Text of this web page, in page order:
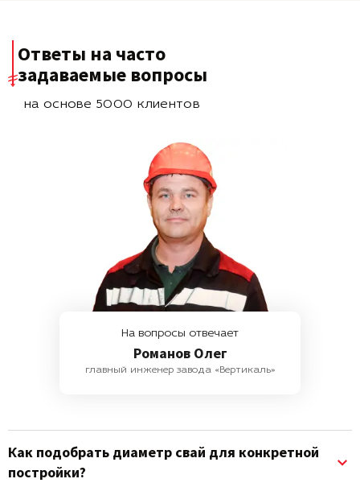
Ответы на часто
задаваемые вопросы
на основе 5000 клиентов
На вопросы отвечает
Романов Олег
главный инженер завода «Вертикаль»
Как подобрать диаметр свай для конкретной
постройки?